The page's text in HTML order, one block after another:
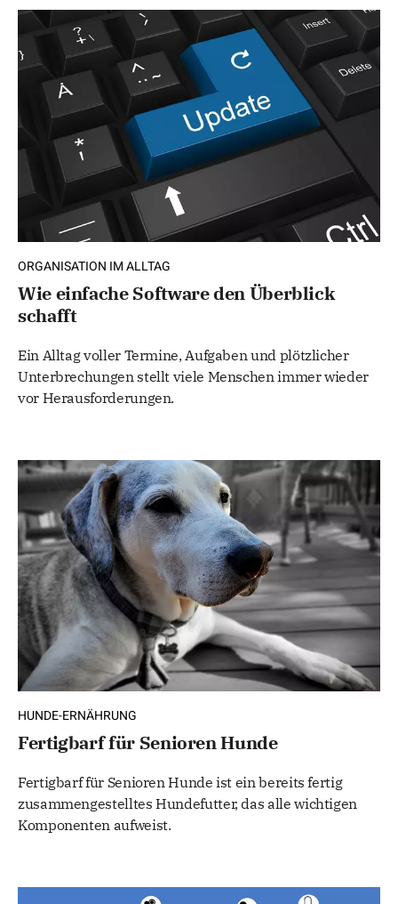
ORGANISATION IM ALLTAG
Wie einfache Software den Überblick
schafft
Ein Alltag voller Termine, Aufgaben und plötzlicher
Unterbrechungen stellt viele Menschen immer wieder
vor Herausforderungen.
HUNDE-ERNÄHRUNG
Fertigbarf für Senioren Hunde
Fertigbarf für Senioren Hunde ist ein bereits fertig
zusammengestelltes Hundefutter, das alle wichtigen
Komponenten aufweist.